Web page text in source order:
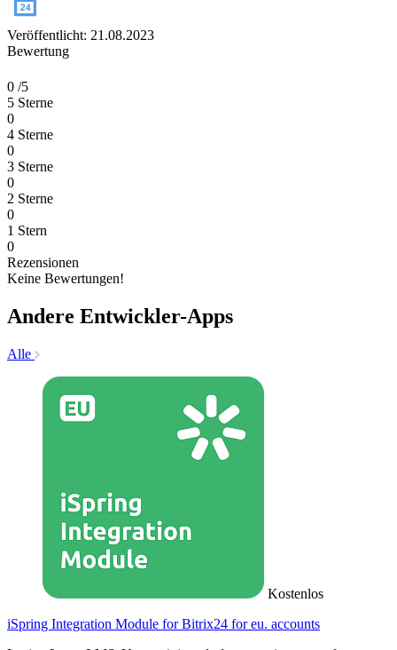
Veröffentlicht: 21.08.2023
Bewertung
0 /5
5 Sterne
0
4 Sterne
0
3 Sterne
0
2 Sterne
0
1 Stern
0
Rezensionen
Keine Bewertungen!
Andere Entwickler-Apps
Alle
Kostenlos
iSpring Integration Module for Bitrix24 for eu. accounts